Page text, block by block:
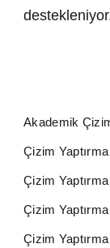
Akademik
Çizim Yaptırma
Çizim
Çizim
Çizim